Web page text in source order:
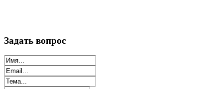
Задать вопрос